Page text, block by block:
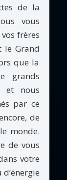
de la
vous
frères
le Grand
que la
grands
et nous
par ce
de
monde.
de vous
votre